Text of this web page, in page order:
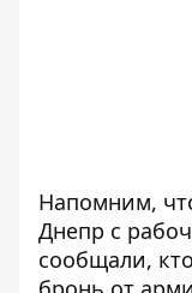
Напомним,
Днепр с
сообщали,